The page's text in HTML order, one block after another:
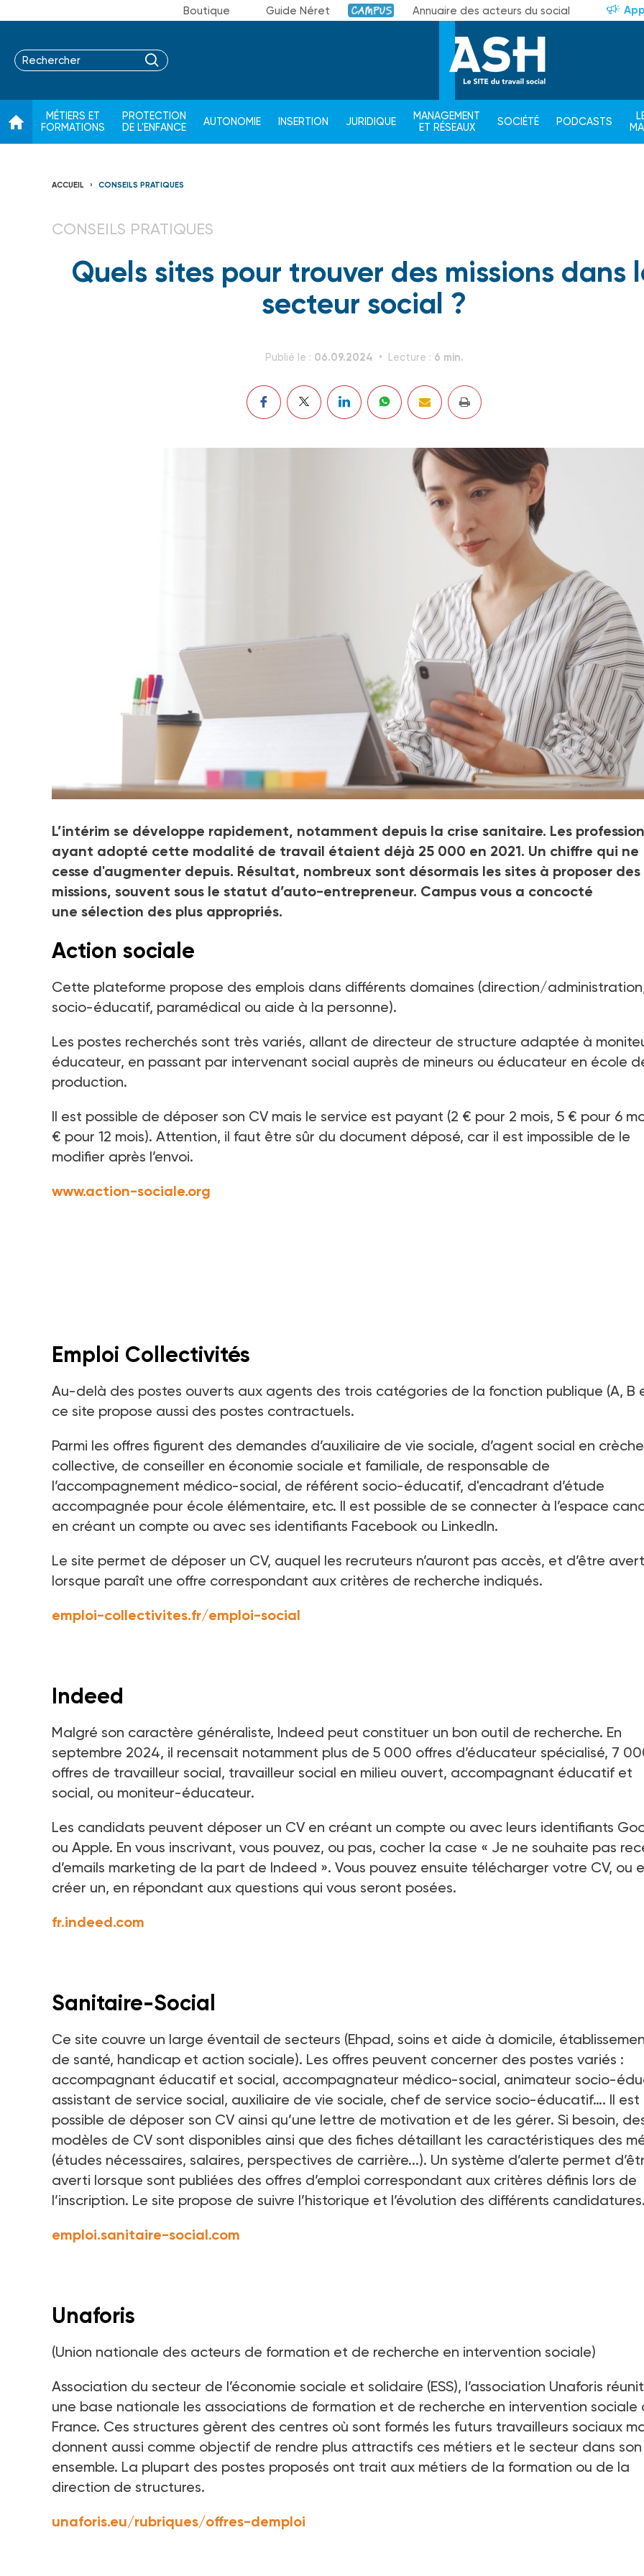
Boutique Guide Néret Campus Annuaire des acteurs du social
MÉTIERS ET
FORMATIONS
PROTECTION
DE L'ENFANCE
AUTONOMIE INSERTION JURIDIQUE
MANAGEMENT
ET RÉSEAUX
SOCIÉTÉ PODCASTS
ACCUEIL CONSEILS PRATIQUES
CONSEILS PRATIQUES
Quels sites pour trouver des missions dans
secteur social ?
Publié le : 06.09.2024 Lecture : 6 min.
L’intérim se développe rapidement, notamment depuis la crise sanitaire. Les
ayant adopté cette modalité de travail étaient déjà 25 000 en 2021. Un chiffre qui ne
cesse d'augmenter depuis. Résultat, nombreux sont désormais les sites à proposer des
missions, souvent sous le statut d’auto-entrepreneur. Campus vous a concocté
une sélection des plus appropriés.
Action sociale
Cette plateforme propose des emplois dans différents domaines (direction/
socio-éducatif, paramédical ou aide à la personne).
Les postes recherchés sont très variés, allant de directeur de structure adaptée à
éducateur, en passant par intervenant social auprès de mineurs ou éducateur en école
production.
Il est possible de déposer son CV mais le service est payant (2 € pour 2 mois, 5 € pour 6
€ pour 12 mois). Attention, il faut être sûr du document déposé, car il est impossible de le
modifier après l’envoi.
www.action-sociale.org
Emploi Collectivités
Au-delà des postes ouverts aux agents des trois catégories de la fonction publique (A, B
ce site propose aussi des postes contractuels.
Parmi les offres figurent des demandes d’auxiliaire de vie sociale, d’agent social en crèche
collective, de conseiller en économie sociale et familiale, de responsable de
l’accompagnement médico-social, de référent socio-éducatif, d'encadrant d’étude
accompagnée pour école élémentaire, etc. Il est possible de se connecter à l’espace
en créant un compte ou avec ses identifiants Facebook ou LinkedIn.
Le site permet de déposer un CV, auquel les recruteurs n’auront pas accès, et d’être
lorsque paraît une offre correspondant aux critères de recherche indiqués.
emploi-collectivites.fr/emploi-social
Indeed
Malgré son caractère généraliste, Indeed peut constituer un bon outil de recherche. En
septembre 2024, il recensait notamment plus de 5 000 offres d’éducateur spécialisé, 7
offres de travailleur social, travailleur social en milieu ouvert, accompagnant éducatif et
social, ou moniteur-éducateur.
Les candidats peuvent déposer un CV en créant un compte ou avec leurs identifiants
ou Apple. En vous inscrivant, vous pouvez, ou pas, cocher la case « Je ne souhaite pas
d’emails marketing de la part de Indeed ». Vous pouvez ensuite télécharger votre CV, ou
créer un, en répondant aux questions qui vous seront posées.
fr.indeed.com
Sanitaire-Social
Ce site couvre un large éventail de secteurs (Ehpad, soins et aide à domicile,
de santé, handicap et action sociale). Les offres peuvent concerner des postes variés :
accompagnant éducatif et social, accompagnateur médico-social, animateur socio-
assistant de service social, auxiliaire de vie sociale, chef de service socio-éducatif…. Il est
possible de déposer son CV ainsi qu’une lettre de motivation et de les gérer. Si besoin,
modèles de CV sont disponibles ainsi que des fiches détaillant les caractéristiques des
(études nécessaires, salaires, perspectives de carrière...). Un système d’alerte permet
averti lorsque sont publiées des offres d’emploi correspondant aux critères définis lors de
l’inscription. Le site propose de suivre l’historique et l’évolution des différents candidatures.
emploi.sanitaire-social.com
Unaforis
(Union nationale des acteurs de formation et de recherche en intervention sociale)
Association du secteur de l’économie sociale et solidaire (ESS), l’association Unaforis
une base nationale les associations de formation et de recherche en intervention sociale
France. Ces structures gèrent des centres où sont formés les futurs travailleurs sociaux
donnent aussi comme objectif de rendre plus attractifs ces métiers et le secteur dans son
ensemble. La plupart des postes proposés ont trait aux métiers de la formation ou de la
direction de structures.
unaforis.eu/rubriques/offres-demploi